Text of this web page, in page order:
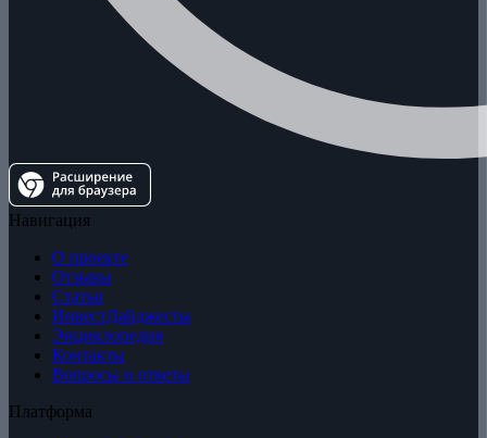
Навигация
О проекте
Отзывы
Статьи
ИнвестДайджесты
Энциклопедия
Контакты
Вопросы и ответы
Платформа